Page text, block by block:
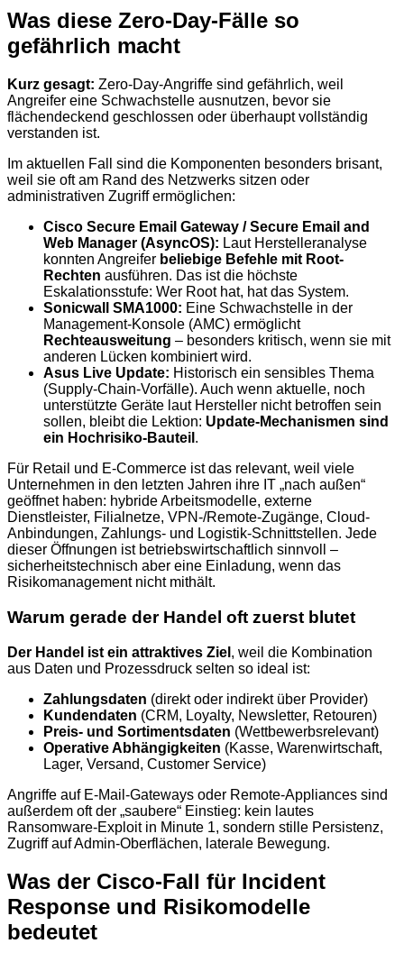
Was diese Zero-Day-Fälle so
gefährlich macht
Kurz gesagt: Zero-Day-Angriffe sind gefährlich, weil
Angreifer eine Schwachstelle ausnutzen, bevor sie
flächendeckend geschlossen oder überhaupt vollständig
verstanden ist.
Im aktuellen Fall sind die Komponenten besonders brisant,
weil sie oft am Rand des Netzwerks sitzen oder
administrativen Zugriff ermöglichen:
Cisco Secure Email Gateway / Secure Email and
Web Manager (AsyncOS): Laut Herstelleranalyse
konnten Angreifer beliebige Befehle mit Root-
Rechten ausführen. Das ist die höchste
Eskalationsstufe: Wer Root hat, hat das System.
Sonicwall SMA1000: Eine Schwachstelle in der
Management-Konsole (AMC) ermöglicht
Rechteausweitung – besonders kritisch, wenn sie mit
anderen Lücken kombiniert wird.
Asus Live Update: Historisch ein sensibles Thema
(Supply-Chain-Vorfälle). Auch wenn aktuelle, noch
unterstützte Geräte laut Hersteller nicht betroffen sein
sollen, bleibt die Lektion: Update-Mechanismen sind
ein Hochrisiko-Bauteil .
Für Retail und E-Commerce ist das relevant, weil viele
Unternehmen in den letzten Jahren ihre IT „nach außen“
geöffnet haben: hybride Arbeitsmodelle, externe
Dienstleister, Filialnetze, VPN-/Remote-Zugänge, Cloud-
Anbindungen, Zahlungs- und Logistik-Schnittstellen. Jede
dieser Öffnungen ist betriebswirtschaftlich sinnvoll –
sicherheitstechnisch aber eine Einladung, wenn das
Risikomanagement nicht mithält.
Warum gerade der Handel oft zuerst blutet
Der Handel ist ein attraktives Ziel , weil die Kombination
aus Daten und Prozessdruck selten so ideal ist:
Zahlungsdaten (direkt oder indirekt über Provider)
Kundendaten (CRM, Loyalty, Newsletter, Retouren)
Preis- und Sortimentsdaten (Wettbewerbsrelevant)
Operative Abhängigkeiten (Kasse, Warenwirtschaft,
Lager, Versand, Customer Service)
Angriffe auf E-Mail-Gateways oder Remote-Appliances sind
außerdem oft der „saubere“ Einstieg: kein lautes
Ransomware-Exploit in Minute 1, sondern stille Persistenz,
Zugriff auf Admin-Oberflächen, laterale Bewegung.
Was der Cisco-Fall für Incident
Response und Risikomodelle
bedeutet